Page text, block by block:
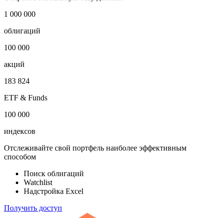
1 000 000
облигаций
100 000
акций
183 824
ETF & Funds
100 000
индексов
Отслеживайте свой портфель наиболее эффективным
способом
Поиск облигаций
Watchlist
Надстройка Excel
Получить доступ